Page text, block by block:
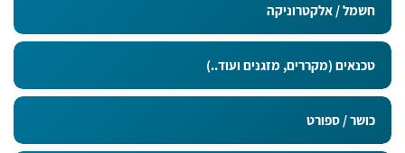
חשמל / אלקטרוניקה
טכנאים (מקררים, מזגנים ועוד..)
כושר / ספורט